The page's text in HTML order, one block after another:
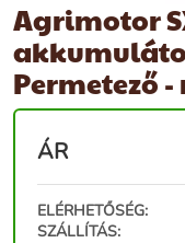
Agrimotor
Permetező
ÁR
ELÉRHETŐSÉG:
SZÁLLÍTÁS: